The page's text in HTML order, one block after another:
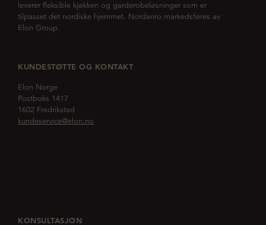
leverer fleksible kjøkken og garderobeløsninger som er
tilpasset det nordiske hjemmet. Nordanro markedsføres av
Elon Group
KUNDESTØTTE OG KONTAKT
Elon Norge
Postboks 1417
1602 Fredrikstad
kundeservice@elon.no
KONSULTASJON